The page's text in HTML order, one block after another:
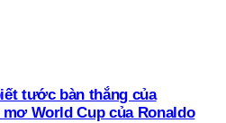
tước bàn thắng của
World Cup của Ronaldo